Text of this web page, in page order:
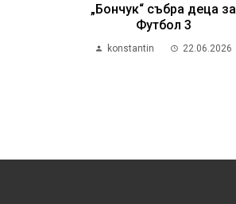
„Бончук“ събра деца за
Футбол 3
konstantin 22.06.2026